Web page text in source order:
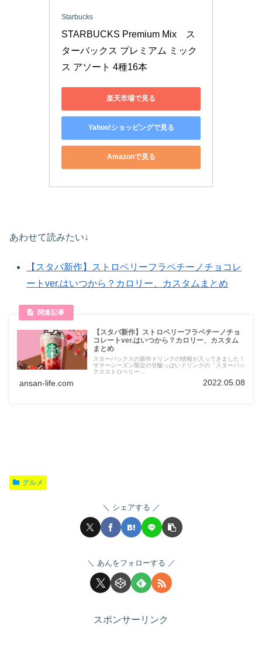
Starbucks
STARBUCKS Premium Mix　ス
ターバックス プレミアム ミック
ス アソート 4種16本
楽天市場で見る
Yahoo!ショッピングで見る
Amazonで見る
あわせて読みたい↓
【スタバ新作】ストロベリーフラペチーノチョコレ
ートver.はいつから？カロリー、カスタムまとめ
【スタバ新作】ストロベリーフラペチーノチョ
コレートver.はいつから？カロリー、カスタム
まとめ
スターバックスの新作ドリンクの情報が入ってきました！
サマーシーズン限定の甘酸っぱいドリンクの「スターバッ
クスストロベリー...
ansan-life.com 2022.05.08
グルメ
シェアする
あんをフォローする
スポンサーリンク